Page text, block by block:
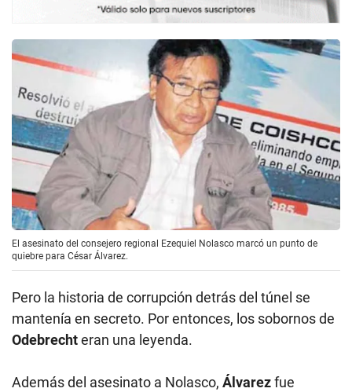
El asesinato del consejero regional Ezequiel Nolasco marcó un punto de
quiebre para César Álvarez.
Pero la historia de corrupción detrás del túnel se
mantenía en secreto. Por entonces, los sobornos de
Odebrechteran una leyenda.
Además del asesinato a Nolasco, Álvarezfue